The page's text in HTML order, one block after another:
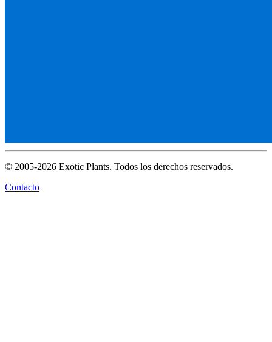
© 2005-2026 Exotic Plants. Todos los derechos reservados.
Contacto